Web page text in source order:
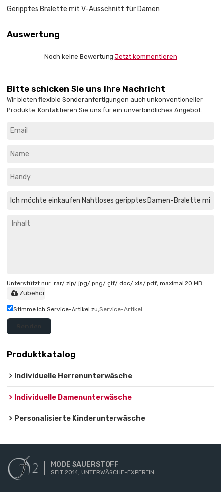
Geripptes Bralette mit V-Ausschnitt für Damen
Auswertung
Noch keine Bewertung Jetzt kommentieren
Bitte schicken Sie uns Ihre Nachricht
Wir bieten flexible Sonderanfertigungen auch unkonventioneller
Produkte. Kontaktieren Sie uns für ein unverbindliches Angebot.
Unterstützt nur .rar/.zip/.jpg/.png/.gif/.doc/.xls/.pdf, maximal 20 MB
Zubehör
Stimme ich Service-Artikel zu,Service-Artikel
Produktkatalog
Individuelle Herrenunterwäsche
Individuelle Damenunterwäsche
Personalisierte Kinderunterwäsche
MODE SAUERSTOFF
SEIT 2014, UNTERWÄSCHE-EXPERTIN